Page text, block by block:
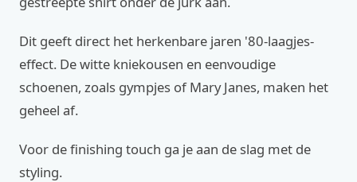
Dit geeft direct het herkenbare jaren '80-laagjes-
effect. De witte kniekousen en eenvoudige
schoenen, zoals gympjes of Mary Janes, maken het
geheel af.
Voor de finishing touch ga je aan de slag met de
styling.